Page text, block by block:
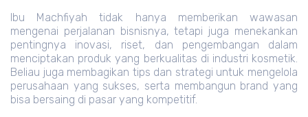
Ibu Machfiyah tidak hanya memberikan wawasan
mengenai perjalanan bisnisnya, tetapi juga menekankan
pentingnya inovasi, riset, dan pengembangan dalam
menciptakan produk yang berkualitas di industri kosmetik.
Beliau juga membagikan tips dan strategi untuk mengelola
perusahaan yang sukses, serta membangun brand yang
bisa bersaing di pasar yang kompetitif.